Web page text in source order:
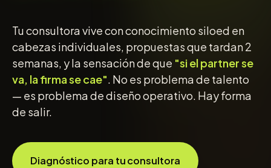
Tu consultora vive con conocimiento siloed en
cabezas individuales, propuestas que tardan 2
semanas, y la sensación de que "si el partner se
va, la firma se cae" . No es problema de talento
— es problema de diseño operativo. Hay forma
de salir.
Diagnóstico para tu consultora